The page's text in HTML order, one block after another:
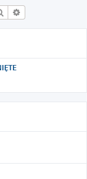
Szukaj